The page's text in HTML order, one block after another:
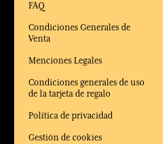
FAQ
Condiciones Generales de
Venta
Menciones Legales
Condiciones generales de uso
de la tarjeta de regalo
Política de privacidad
Gestión de cookies